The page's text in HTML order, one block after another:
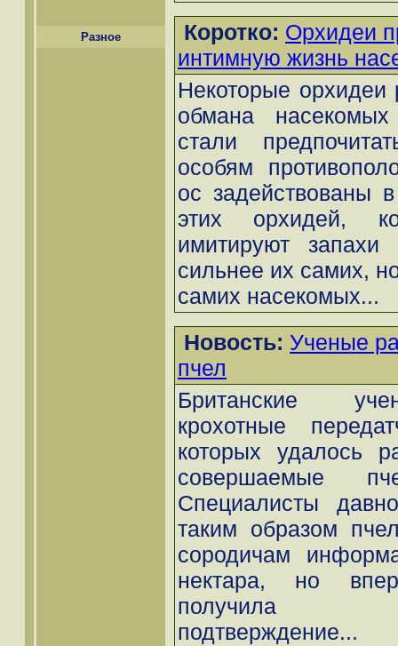
Разное
Коротко: Орхидеи
интимную жизнь
Некоторые орхидеи
обмана
стали
особям
ос задействованы
этих орхидей,
имитируют
сильнее их самих,
самих насекомых...
Новость: Ученые
пчел
Британские
крохотные
которых удалось
совершаемые
Специалисты
таким образом
сородичам
нектара, но
получила
подтверждение...